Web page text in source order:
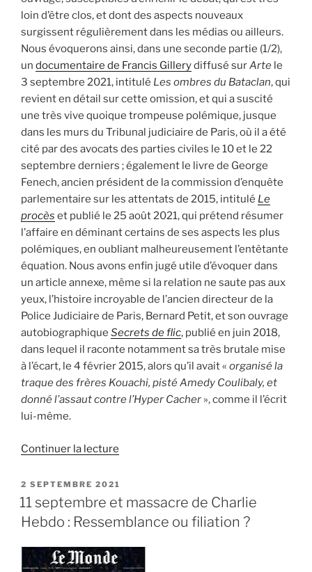
loin d’être clos, et dont des aspects nouveaux
surgissent régulièrement dans les médias ou ailleurs.
Nous évoquerons ainsi, dans une seconde partie (1/2),
un documentaire de Francis Gillerydiffusé surArte le
3 septembre 2021, intitulé Les ombres du Bataclan, qui
revient en détail sur cette omission, et qui a suscité
une très vive quoique trompeuse polémique, jusque
dans les murs du Tribunal judiciaire de Paris, où il a été
cité par des avocats des parties civiles le 10 et le 22
septembre derniers ; également le livre de George
Fenech, ancien président de la commission d’enquête
parlementaire sur les attentats de 2015, intitulé Le
procès et publié le 25 août 2021, qui prétend résumer
l’affaire en déminant certains de ses aspects les plus
polémiques, en oubliant malheureusement l’entêtante
équation. Nous avons enfin jugé utile d’évoquer dans
un article annexe, même si la relation ne saute pas aux
yeux, l’histoire incroyable de l’ancien directeur de la
Police Judiciaire de Paris, Bernard Petit, et son ouvrage
autobiographique Secrets de flic, publié en juin 2018,
dans lequel il raconte notamment sa très brutale mise
à l’écart, le 4 février 2015, alors qu’il avait « organisé la
traque des frères Kouachi, pisté Amedy Coulibaly, et
donné l’assaut contre l’Hyper Cacher », comme il l’écrit
lui-même.
Continuer la lecture
l’équation
interdite
des
attentats
du
PUBLIÉ
LE
2 SEPTEMBRE 2021
11 septembre et massacre de Charlie
Hebdo : Ressemblance ou filiation ?